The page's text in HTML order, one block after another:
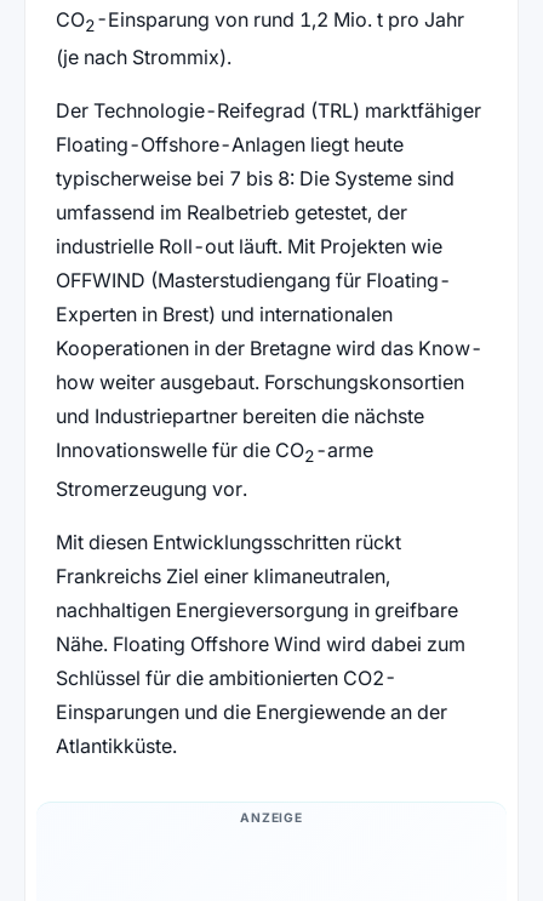
CO2-Einsparung von rund 1,2 Mio. t pro Jahr
(je nach Strommix).
Der Technologie-Reifegrad (TRL) marktfähiger
Floating-Offshore-Anlagen liegt heute
typischerweise bei 7 bis 8: Die Systeme sind
umfassend im Realbetrieb getestet, der
industrielle Roll-out läuft. Mit Projekten wie
OFFWIND (Masterstudiengang für Floating-
Experten in Brest) und internationalen
Kooperationen in der Bretagne wird das Know-
how weiter ausgebaut. Forschungskonsortien
und Industriepartner bereiten die nächste
Innovationswelle für die CO2-arme
Stromerzeugung vor.
Mit diesen Entwicklungsschritten rückt
Frankreichs Ziel einer klimaneutralen,
nachhaltigen Energieversorgung in greifbare
Nähe. Floating Offshore Wind wird dabei zum
Schlüssel für die ambitionierten CO2-
Einsparungen und die Energiewende an der
Atlantikküste.
ANZEIGE